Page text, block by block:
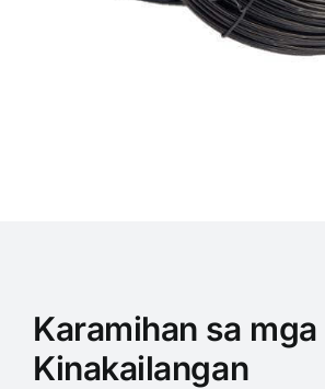
Karamihan sa mga
Kinakailangan